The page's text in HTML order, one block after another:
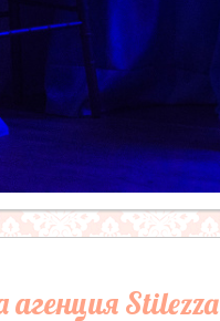
агенция Stilezza